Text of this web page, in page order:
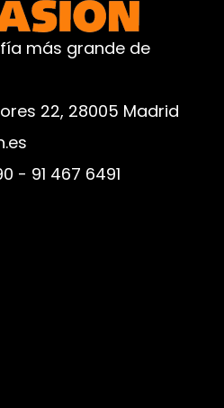
más grande de
22, 28005 Madrid
- 91 467 6491